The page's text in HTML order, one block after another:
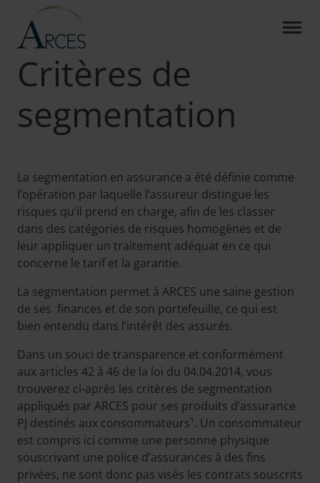
Saut au contenu principal
CRITÈRES DE
Arces A propos
Critères de
segmentation
La segmentation en assurance a été définie comme
l’opération par laquelle l’assureur distingue les
risques qu’il prend en charge, afin de les classer
dans des catégories de risques homogènes et de
leur appliquer un traitement adéquat en ce qui
concerne le tarif et la garantie.
La segmentation permet à ARCES une saine gestion
de ses finances et de son portefeuille, ce qui est
bien entendu dans l’intérêt des assurés.
Dans un souci de transparence et conformément
aux articles 42 à 46 de la loi du 04.04.2014, vous
trouverez ci-après les critères de segmentation
appliqués par ARCES pour ses produits d’assurance
PJ destinés aux consommateurs¹. Un consommateur
est compris ici comme une personne physique
souscrivant une police d’assurances à des fins
privées, ne sont donc pas visés les contrats souscrits